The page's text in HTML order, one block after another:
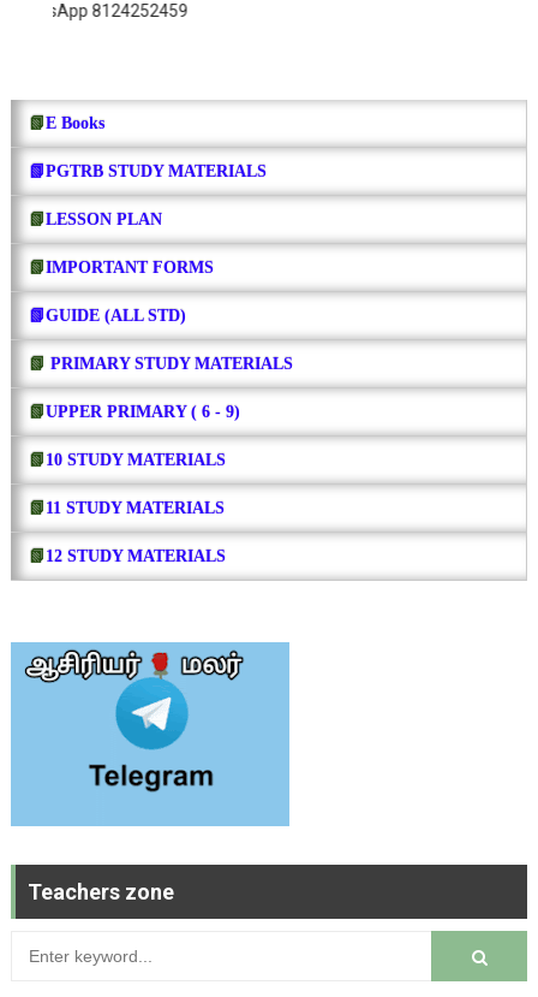
📗E Books
📗PGTRB STUDY MATERIALS
📗LESSON PLAN
📗IMPORTANT FORMS
📗GUIDE (ALL STD)
📗 PRIMARY STUDY MATERIALS
📗UPPER PRIMARY ( 6 - 9)
📗 10 STUDY MATERIALS
📗 11 STUDY MATERIALS
📗 12 STUDY MATERIALS
Teachers zone